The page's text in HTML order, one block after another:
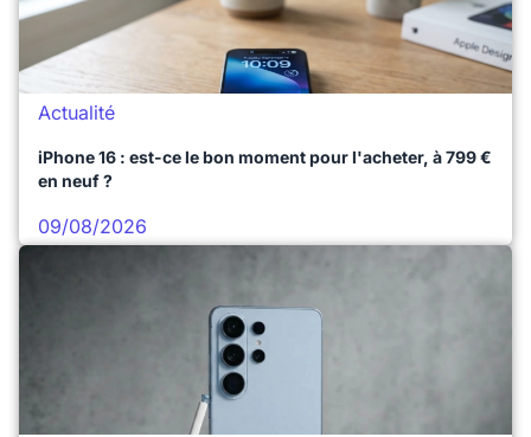
Actualité
iPhone 16 : est-ce le bon moment pour l'acheter, à 799 €
en neuf ?
09/08/2026